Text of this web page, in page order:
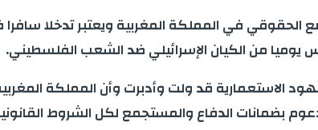
الحقوقي في المملكة المغربية ويعتبر تدخلا
من الكيان الإسرائيلي ضد الشعب الفلسطيني.
العهود الاستعمارية قد ولت وأدبرت وأن
بضمانات الدفاع والمستجمع لكل الشروط